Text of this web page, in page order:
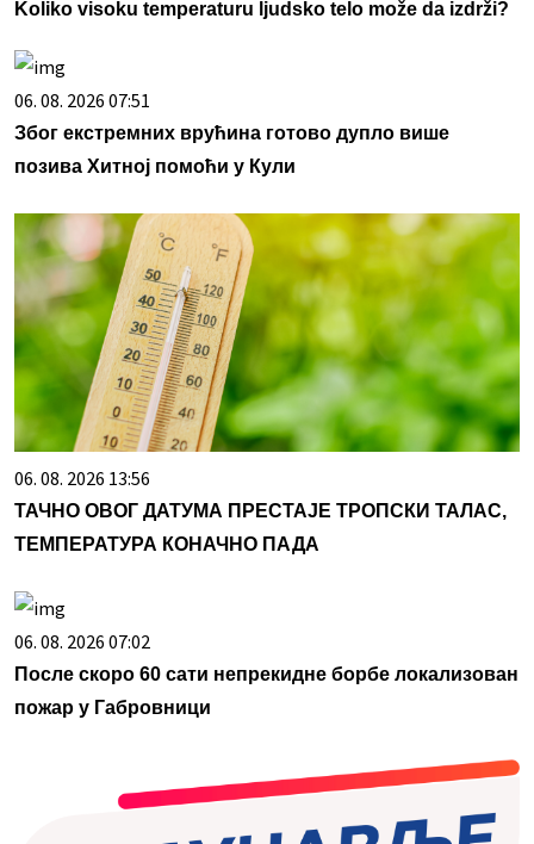
Koliko visoku temperaturu ljudsko telo može da izdrži?
06. 08. 2026 07:51
Због екстремних врућина готово дупло више
позива Хитној помоћи у Кули
06. 08. 2026 13:56
ТАЧНО ОВОГ ДАТУМА ПРЕСТАЈЕ ТРОПСКИ ТАЛАС,
ТЕМПЕРАТУРА КОНАЧНО ПАДА
06. 08. 2026 07:02
После скоро 60 сати непрекидне борбе локализован
пожар у Габровници